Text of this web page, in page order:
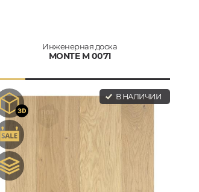
Инженерная доска
MONTE M 0071
В НАЛИЧИИ